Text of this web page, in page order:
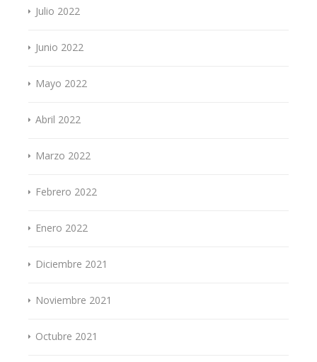
Julio 2022
Junio 2022
Mayo 2022
Abril 2022
Marzo 2022
Febrero 2022
Enero 2022
Diciembre 2021
Noviembre 2021
Octubre 2021